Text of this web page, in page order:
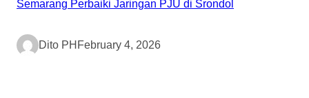
Dito PH February 4, 2026